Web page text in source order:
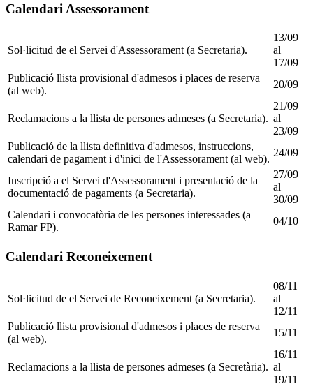
Calendari Assessorament
Sol·licitud de el Servei d'Assessorament (a Secretaria).
13/09
al
17/09
Publicació llista provisional d'admesos i places de reserva
(al web).
20/09
Reclamacions a la llista de persones admeses (a Secretaria).
21/09
al
23/09
Publicació de la llista definitiva d'admesos, instruccions,
calendari de pagament i d'inici de l'Assessorament (al web).
24/09
Inscripció a el Servei d'Assessorament i presentació de la
documentació de pagaments (a Secretaria).
27/09
al
30/09
Calendari i convocatòria de les persones interessades (a
Ramar FP).
04/10
Calendari Reconeixement
Sol·licitud de el Servei de Reconeixement (a Secretaria).
08/11
al
12/11
Publicació llista provisional d'admesos i places de reserva
(al web).
15/11
Reclamacions a la llista de persones admeses (a Secretària).
16/11
al
19/11